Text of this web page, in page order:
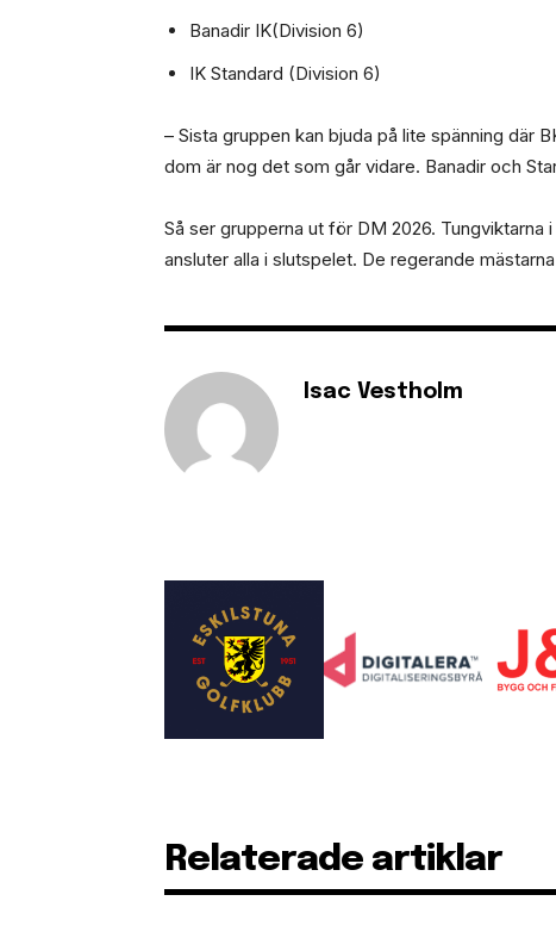
Banadir IK(Division 6)
IK Standard (Division 6)
– Sista gruppen kan bjuda på lite spänning där
dom är nog det som går vidare. Banadir och
Så ser grupperna ut för DM 2026. Tungviktarna
ansluter alla i slutspelet. De regerande
Isac Vestholm
Relaterade artiklar